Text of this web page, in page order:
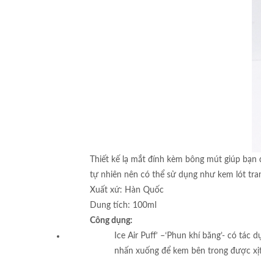
Thiết kế lạ mắt đính kèm bông mút giúp
tự nhiên nên có thể sử dụng như kem lót
Xuất xứ: Hàn Quốc
Dung tích: 100ml
Công dụng:
Ice Air Puff’ –‘Phun khí băng’- có
nhấn xuống để kem bên trong được